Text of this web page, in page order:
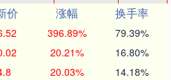
价 涨幅
换手率
396.89% 79.39%
20.21% 16.80%
20.03% 14.18%